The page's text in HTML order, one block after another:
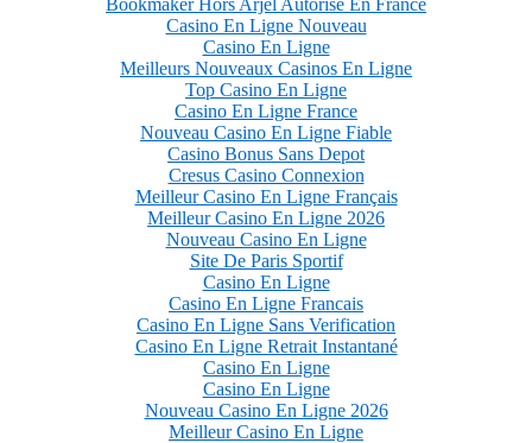
Bookmaker Hors Arjel Autorisé En France
Casino En Ligne Nouveau
Casino En Ligne
Meilleurs Nouveaux Casinos En Ligne
Top Casino En Ligne
Casino En Ligne France
Nouveau Casino En Ligne Fiable
Casino Bonus Sans Depot
Cresus Casino Connexion
Meilleur Casino En Ligne Français
Meilleur Casino En Ligne 2026
Nouveau Casino En Ligne
Site De Paris Sportif
Casino En Ligne
Casino En Ligne Francais
Casino En Ligne Sans Verification
Casino En Ligne Retrait Instantané
Casino En Ligne
Casino En Ligne
Nouveau Casino En Ligne 2026
Meilleur Casino En Ligne